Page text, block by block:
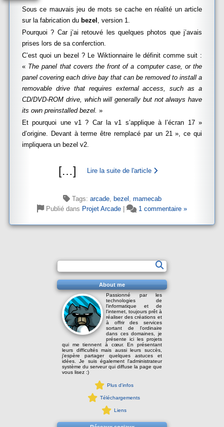
Sous ce mauvais jeu de mots se cache en réalité un article
sur la fabrication du bezel , version 1.
Pourquoi ? Car j’ai retouvé les quelques photos que j’avais
prises lors de sa conferction.
C’est quoi un bezel ? Le Wiktionnaire le définit comme suit :
« The panel that covers the front of a computer case, or the
panel covering each drive bay that can be removed to install a
removable drive that requires external access, such as a
CD/DVD-ROM drive, which will generally but not always have
its own preinstalled bezel. »
Et pourquoi une v1 ? Car la v1 s’applique à l’écran 17 »
d’origine. Devant à terme être remplacé par un 21 », ce qui
impliquera un bezel v2.
[…] Lire la suite de l'article
Tags: arcade, bezel , mamecab
Publié dans Projet Arcade 1 commentaire »
About me
Passionné par les
technologies de
l'informatique et de
l'internet, toujours prêt à
réaliser des créations et
à offrir des services
sortant de l'ordinaire
dans ces domaines, je
présente ici les projets
qui me tiennent à cœur. En présentant
leurs difficultés mais aussi leurs succès,
j'espère partager quelques astuces et
idées. Je suis également l'administrateur
système du serveur qui diffuse la page que
vous lisez :)
Plus d'infos
Téléchargements
Liens